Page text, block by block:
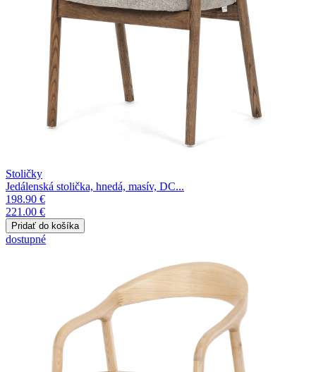
Stoličky
Jedálenská stolička, hnedá, masív, DC...
198.90 €
221.00 €
dostupné